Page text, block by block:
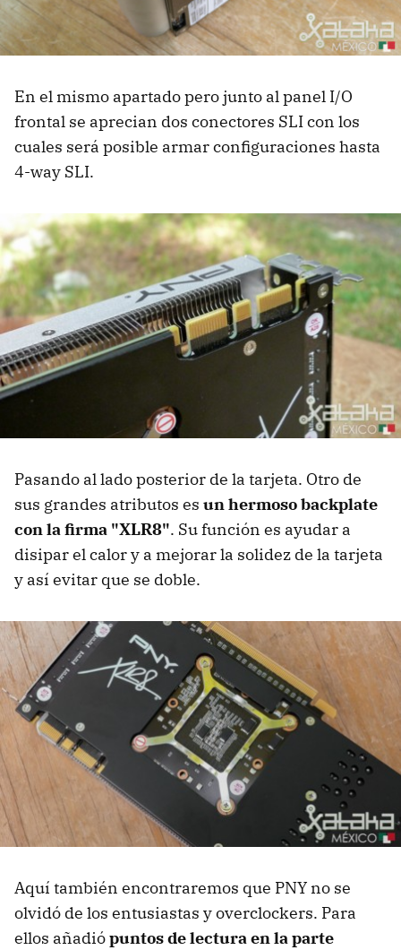
En el mismo apartado pero junto al panel I/O
frontal se aprecian dos conectores SLI con los
cuales será posible armar configuraciones hasta
4-way SLI.
Pasando al lado posterior de la tarjeta. Otro de
sus grandes atributos es un hermoso backplate
con la firma "XLR8". Su función es ayudar a
disipar el calor y a mejorar la solidez de la tarjeta
y así evitar que se doble.
Aquí también encontraremos que PNY no se
olvidó de los entusiastas y overclockers. Para
ellos añadiópuntos de lectura en la parte